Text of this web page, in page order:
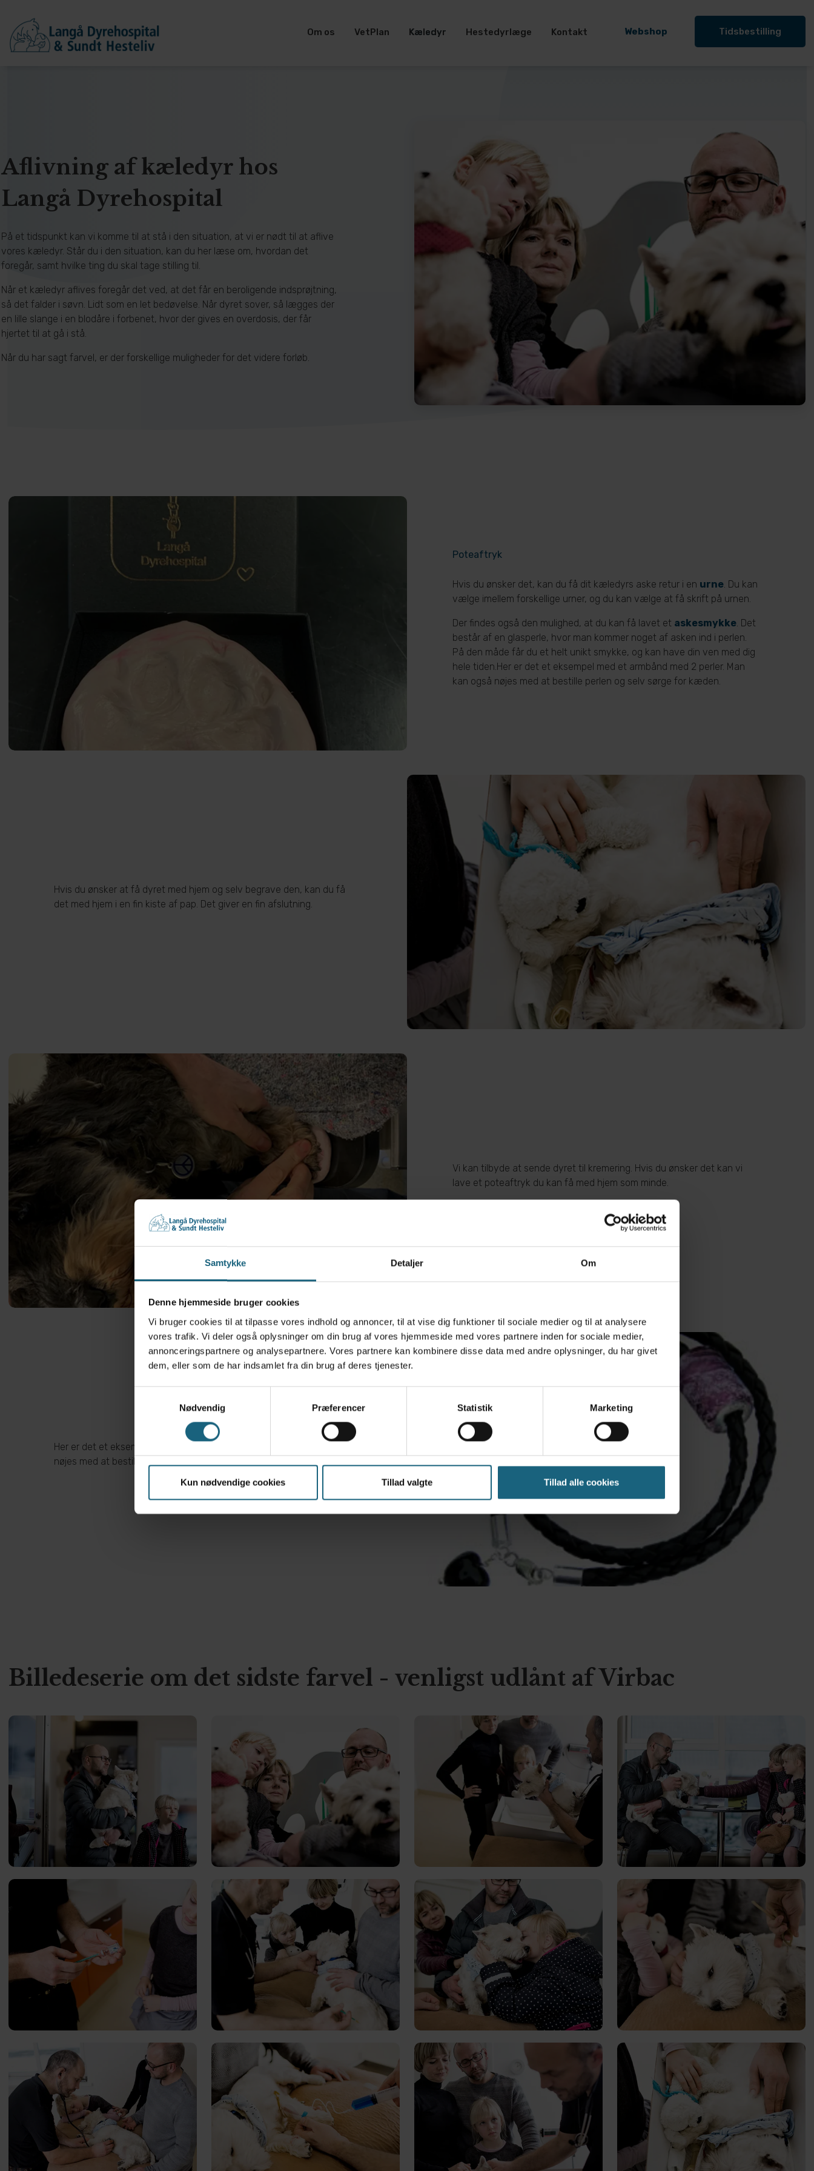
Samtykke Detaljer Om
Denne hjemmeside bruger cookies
Vi bruger cookies til at tilpasse vores indhold og annoncer, til at vise dig funktioner til sociale medier og til at analysere
vores trafik. Vi deler også oplysninger om din brug af vores hjemmeside med vores partnere inden for sociale medier,
annonceringspartnere og analysepartnere. Vores partnere kan kombinere disse data med andre oplysninger, du har givet
dem, eller som de har indsamlet fra din brug af deres tjenester.
Nødvendig
Præferencer Statistik Marketing
Kun nødvendige cookies Tillad valgte Tillad alle cookies
Om os VetPlan Kæledyr Hestedyrlæge Kontakt Webshop Tidsbestilling
Aflivning af kæledyr hos
Langå Dyrehospital
På et tidspunkt kan vi komme til at stå i den situation, at vi er nødt til at aflive
vores kæledyr. Står du i den situation, kan du her læse om, hvordan det
foregår, samt hvilke ting du skal tage stilling til.
Når et kæledyr aflives foregår det ved, at det får en beroligende indsprøjtning,
så det falder i søvn. Lidt som en let bedøvelse. Når dyret sover, så lægges der
en lille slange i en blodåre i forbenet, hvor der gives en overdosis, der får
hjertet til at gå i stå.
Når du har sagt farvel, er der forskellige muligheder for det videre forløb.
Poteaftryk
Hvis du ønsker det, kan du få dit kæledyrs aske retur i en urne. Du kan
vælge imellem forskellige urner, og du kan vælge at få skrift på urnen.
Der findes også den mulighed, at du kan få lavet et askesmykke. Det
består af en glasperle, hvor man kommer noget af asken ind i perlen.
På den måde får du et helt unikt smykke, og kan have din ven med dig
hele tiden.Her er det et eksempel med et armbånd med 2 perler. Man
kan også nøjes med at bestille perlen og selv sørge for kæden.
Hvis du ønsker at få dyret med hjem og selv begrave den, kan du få
det med hjem i en fin kiste af pap. Det giver en fin afslutning.
Vi kan tilbyde at sende dyret til kremering. Hvis du ønsker det kan vi
lave et poteaftryk du kan få med hjem som minde.
Her er det et eksempel med et armbånd med 2 perler. Man kan også
nøjes med at bestille perlen og selv sørge for kæden.
Billedeserie om det sidste farvel - venligst udlånt af Virbac